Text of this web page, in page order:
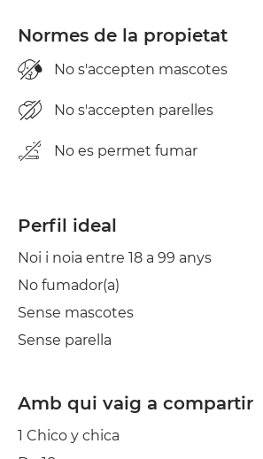
Normes de la propietat
No s'accepten mascotes
No s'accepten parelles
No es permet fumar
Perfil ideal
Noi i noia entre 18 a 99 anys
No fumador(a)
Sense mascotes
Sense parella
Amb qui vaig a compartir
1 Chico y chica